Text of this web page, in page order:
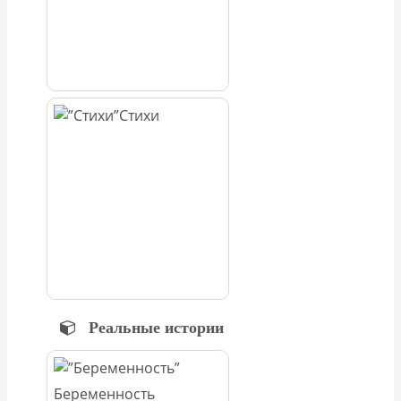
Стихи
Реальные истории
Беременность